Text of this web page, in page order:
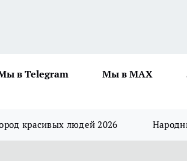
в Telegram Мы в MAX
красивых людей 2026